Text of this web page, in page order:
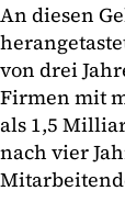
An diesen
von drei
Firmen mit
als 1,5
nach vier